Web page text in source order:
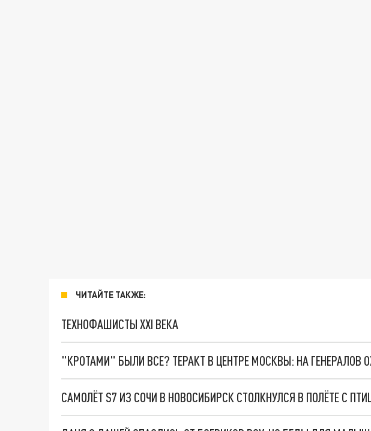
ЧИТАЙТЕ ТАКЖЕ:
ТЕХНОФАШИСТЫ XXI ВЕКА
"КРОТАМИ" БЫЛИ ВСЕ? ТЕРАКТ В ЦЕНТРЕ МОСКВЫ: НА
САМОЛЁТ S7 ИЗ СОЧИ В НОВОСИБИРСК СТОЛКНУЛСЯ В ПОЛЁТЕ С